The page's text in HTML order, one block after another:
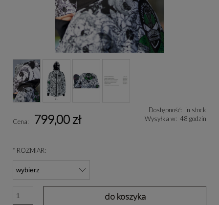
Dostępność: in stock
Wysyłka w: 48 godzin
Cena: 799,00 zł
* ROZMIAR:
do koszyka